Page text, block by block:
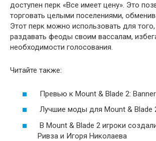
доступен перк «Все имеет цену». Это
торговать целыми поселениями,
Этот перк можно использовать для
раздавать феоды своим вассалам,
необходимости голосования.
Читайте также:
Превью к Mount & Blade 2:
Лучшие моды для Mount & Blade
В Mount & Blade 2 игроки
Ривза и Игоря Николаева